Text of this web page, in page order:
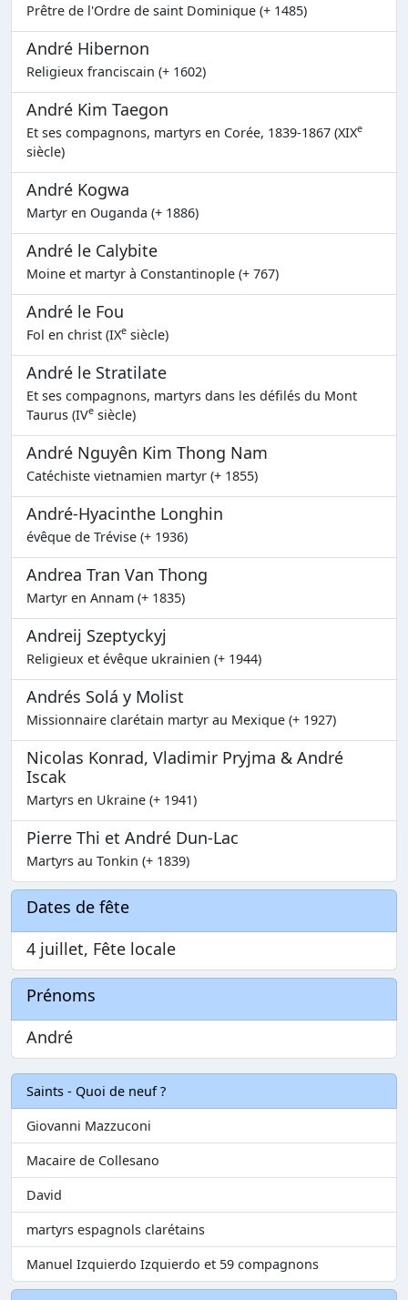
Prêtre de l'Ordre de saint Dominique (+ 1485)
André Hibernon
Religieux franciscain (+ 1602)
André Kim Taegon
Et ses compagnons, martyrs en Corée, 1839-1867 (XIXe
siècle)
André Kogwa
Martyr en Ouganda (+ 1886)
André le Calybite
Moine et martyr à Constantinople (+ 767)
André le Fou
Fol en christ (IXe siècle)
André le Stratilate
Et ses compagnons, martyrs dans les défilés du Mont
Taurus (IVe siècle)
André Nguyên Kim Thong Nam
Catéchiste vietnamien martyr (+ 1855)
André-Hyacinthe Longhin
évêque de Trévise (+ 1936)
Andrea Tran Van Thong
Martyr en Annam (+ 1835)
Andreij Szeptyckyj
Religieux et évêque ukrainien (+ 1944)
Andrés Solá y Molist
Missionnaire clarétain martyr au Mexique (+ 1927)
Nicolas Konrad, Vladimir Pryjma & André
Iscak
Martyrs en Ukraine (+ 1941)
Pierre Thi et André Dun-Lac
Martyrs au Tonkin (+ 1839)
Dates de fête
4 juillet, Fête locale
Prénoms
André
Saints - Quoi de neuf ?
Giovanni Mazzuconi
Macaire de Collesano
David
martyrs espagnols clarétains
Manuel Izquierdo Izquierdo et 59 compagnons